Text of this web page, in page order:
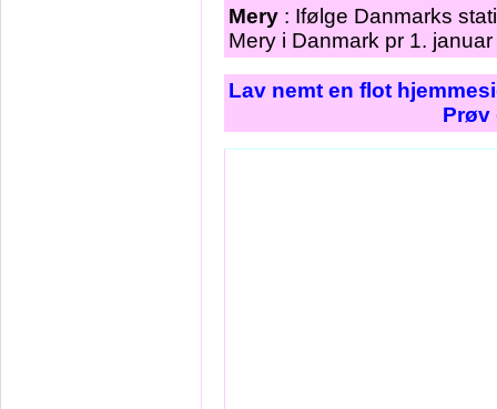
Mery : Ifølge Danmarks
Mery i Danmark pr 1.
Lav nemt en flot
Prøv